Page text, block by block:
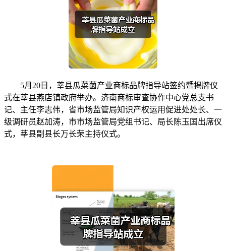
5月20日，莘县瓜菜菌产业商标品牌指导站签约暨揭牌仪
式在莘县燕店镇政府举办。济南商标审查协作中心党总支书
记、主任李志伟，省市场监管局知识产权运用促进处处长、一
级调研员赵加涛，市市场监管局党组书记、局长陈玉国出席仪
式，莘县副县长万长荣主持仪式。